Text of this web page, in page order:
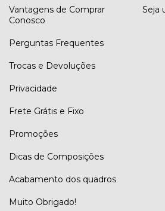
Vantagens de Comprar
Conosco
Perguntas Frequentes
Trocas e Devoluções
Privacidade
Frete Grátis e Fixo
Promoções
Dicas de Composições
Acabamento dos quadros
Muito Obrigado!
Seja